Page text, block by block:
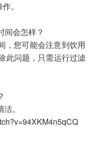
。
间会怎样？
，您可能会注意到饮用
此问题，只需运行过滤
。